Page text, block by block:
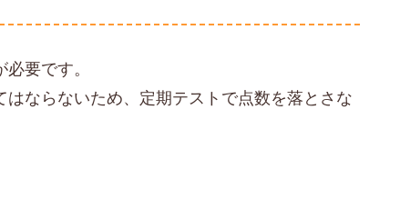
要です。
ならないため、定期テストで点数を落とさな